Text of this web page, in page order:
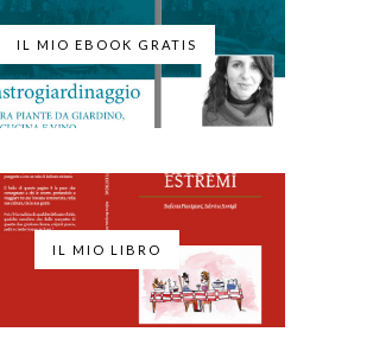
IL MIO EBOOK GRATIS
IL MIO LIBRO